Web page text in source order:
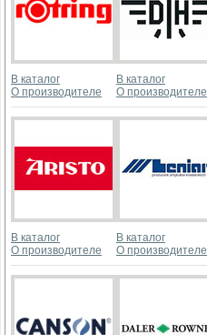
В каталог
О производителе
В каталог
О производителе
В каталог
О производителе
В каталог
О производителе